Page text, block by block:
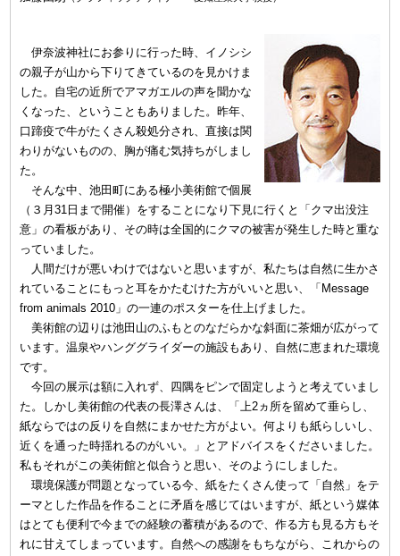
伊奈波神社にお参りに行った時、イノシシ
の親子が山から下りてきているのを見かけま
した。自宅の近所でアマガエルの声を聞かな
くなった、ということもありました。昨年、
口蹄疫で牛がたくさん殺処分され、直接は関
わりがないものの、胸が痛む気持ちがしまし
た。
そんな中、池田町にある極小美術館で個展
（３月31日まで開催）をすることになり下見に行くと「クマ出没注
意」の看板があり、その時は全国的にクマの被害が発生した時と重な
っていました。
人間だけが悪いわけではないと思いますが、私たちは自然に生かさ
れていることにもっと耳をかたむけた方がいいと思い、「Message
from animals 2010」の一連のポスターを仕上げました。
美術館の辺りは池田山のふもとのなだらかな斜面に茶畑が広がって
います。温泉やハンググライダーの施設もあり、自然に恵まれた環境
です。
今回の展示は額に入れず、四隅をピンで固定しようと考えていまし
た。しかし美術館の代表の長澤さんは、「上2ヵ所を留めて垂らし、
紙ならではの反りを自然にまかせた方がよい。何よりも紙らしいし、
近くを通った時揺れるのがいい。」とアドバイスをくださいました。
私もそれがこの美術館と似合うと思い、そのようにしました。
環境保護が問題となっている今、紙をたくさん使って「自然」をテ
ーマとした作品を作ることに矛盾を感じてはいますが、紙という媒体
はとても便利で今までの経験の蓄積があるので、作る方も見る方もそ
れに甘えてしまっています。自然への感謝をもちながら、これからの